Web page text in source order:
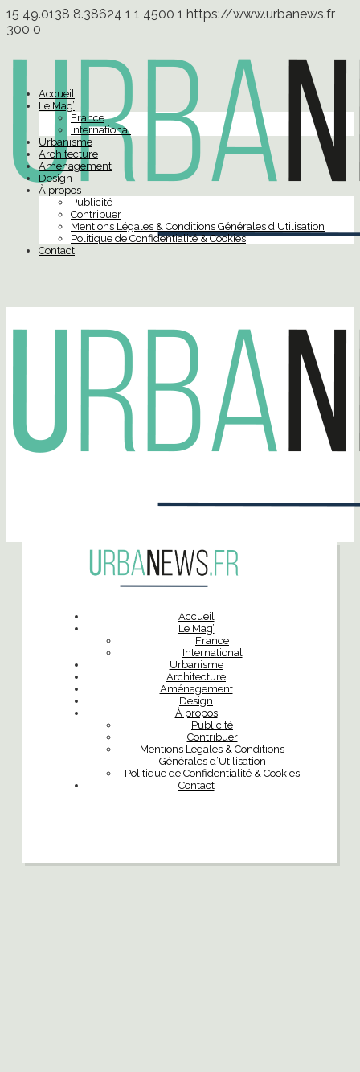
15 49.0138 8.38624 1 1 4500 1 https://www.urbanews.fr
300 0
Accueil
Le Mag’
France
International
Urbanisme
Architecture
Aménagement
Design
À propos
Publicité
Contribuer
Mentions Légales & Conditions Générales d’Utilisation
Politique de Confidentialité & Cookies
Contact
Accueil
Le Mag’
France
International
Urbanisme
Architecture
Aménagement
Design
À propos
Publicité
Contribuer
Mentions Légales & Conditions
Générales d’Utilisation
Politique de Confidentialité & Cookies
Contact